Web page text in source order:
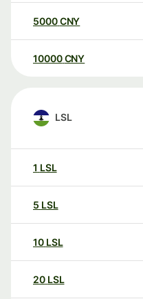
5000CNY
10000 CNY
LSL
1 LSL
5 LSL
10 LSL
20 LSL